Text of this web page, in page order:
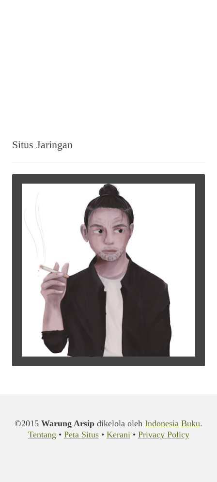
Situs Jaringan
©2015 Warung Arsip dikelola oleh Indonesia Buku.
Tentang • Peta Situs• Kerani• Privacy Policy